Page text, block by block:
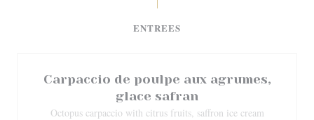
ENTREES
Carpaccio de poulpe aux agrumes,
glace safran
Octopus carpaccio with citrus fruits, saffron ice cream